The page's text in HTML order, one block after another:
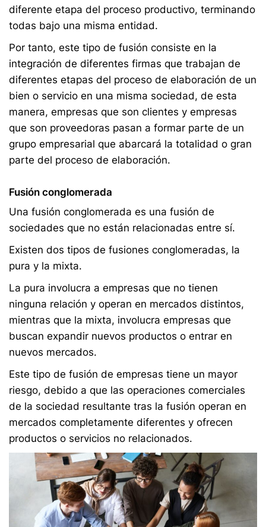
diferente etapa del proceso productivo, terminando
todas bajo una misma entidad.
Por tanto, este tipo de fusión consiste en la
integración de diferentes firmas que trabajan de
diferentes etapas del proceso de elaboración de un
bien o servicio en una misma sociedad, de esta
manera, empresas que son clientes y empresas
que son proveedoras pasan a formar parte de un
grupo empresarial que abarcará la totalidad o gran
parte del proceso de elaboración.
Fusión conglomerada
Una fusión conglomerada es una fusión de
sociedades que no están relacionadas entre sí.
Existen dos tipos de fusiones conglomeradas, la
pura y la mixta.
La pura involucra a empresas que no tienen
ninguna relación y operan en mercados distintos,
mientras que la mixta, involucra empresas que
buscan expandir nuevos productos o entrar en
nuevos mercados.
Este tipo de fusión de empresas tiene un mayor
riesgo, debido a que las operaciones comerciales
de la sociedad resultante tras la fusión operan en
mercados completamente diferentes y ofrecen
productos o servicios no relacionados.